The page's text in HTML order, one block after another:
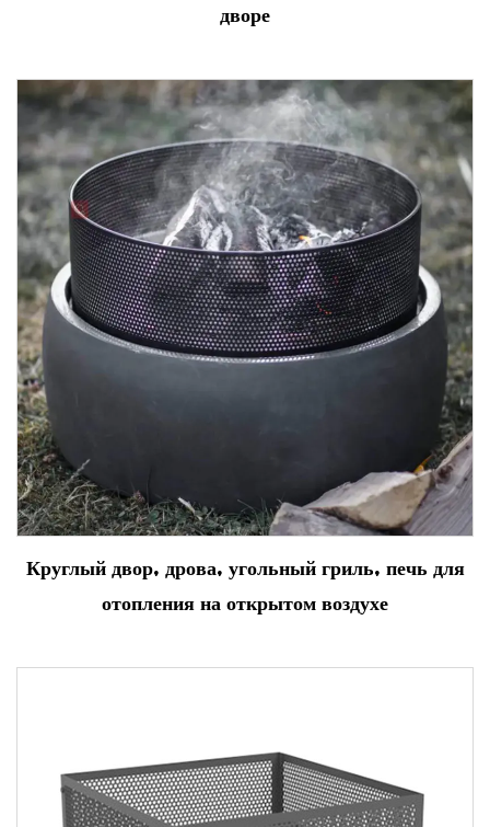
дворе
Круглый двор, дрова, угольный гриль, печь для
отопления на открытом воздухе